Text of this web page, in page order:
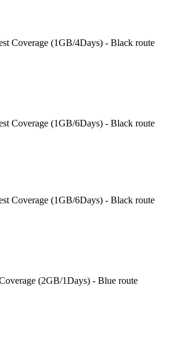
Coverage (1GB/4Days) - Black route
Coverage (1GB/6Days) - Black route
Coverage (1GB/6Days) - Black route
(2GB/1Days) - Blue route